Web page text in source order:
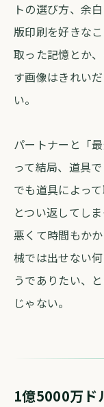
トの選び方、余
版印刷を好きな
取った記憶とか
す画像はきれい
い。
パートナーと「
って結局、道具
でも道具によっ
とつい返してし
悪くて時間もか
械では出せない
うでありたい、
じゃない。
1億5000万ド